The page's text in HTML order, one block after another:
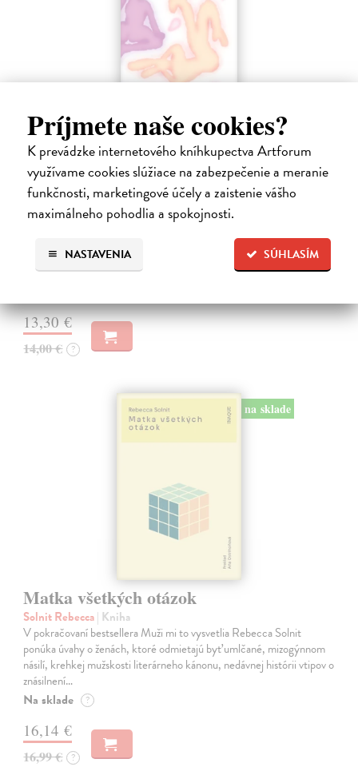
Príjmete naše cookies?
K prevádzke internetového kníhkupectva Artforum
využívame cookies slúžiace na zabezpečenie a meranie
funkčnosti, marketingové účely a zaistenie vášho
maximálneho pohodlia a spokojnosti.
SÚHLASÍM
NASTAVENIA
Přišel čas na Druhou: směnu
kolektív autorov| Kniha
Nezávislý feministický magazín Druhá : směna přináší čtenářstvu
sebrané texty z prvních třech let svého fungování. V jednadvaceti
vybraných esejích, devíti básních a desítkách doprovodných ilustrací
kniha…
13,30 €
14,00 € ?
na sklade
Matka všetkých otázok
Solnit Rebecca| Kniha
V pokračovaní bestsellera Muži mi to vysvetlia Rebecca Solnit
ponúka úvahy o ženách, ktoré odmietajú byť umlčané, mizogýnnom
násilí, krehkej mužskosti literárneho kánonu, nedávnej histórii vtipov o
znásilnení…
Na sklade ?
16,14 €
16,99 € ?